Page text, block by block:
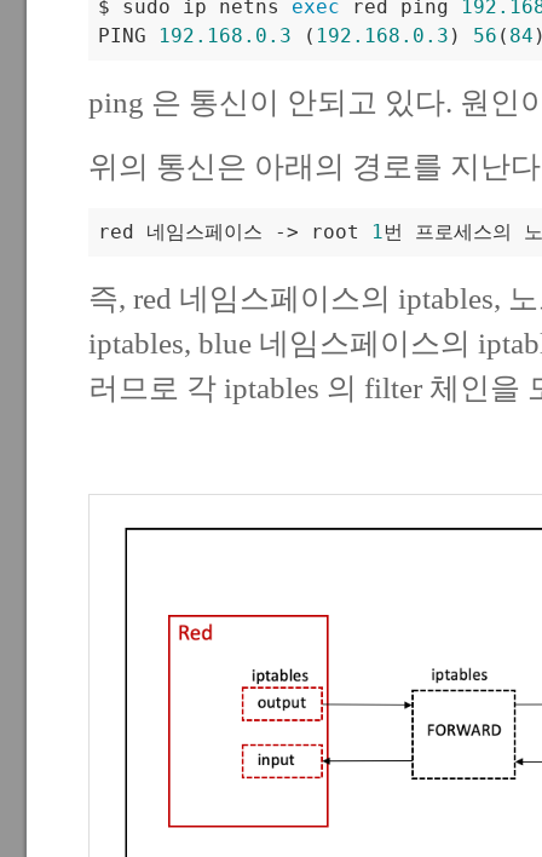
$ sudo ip netns exec red ping
PING
192.168 .0 .3 ( 192.168 .0 .3 ) 56 ( 84
ping 은 통신이 안되고 있다. 원인
위의 통신은 아래의 경로를 지난
red 네임스페이스 -> root 1
즉, red 네임스페이스의 iptables,
iptables, blue 네임스페이스의
러므로 각 iptables 의 filter 체인을